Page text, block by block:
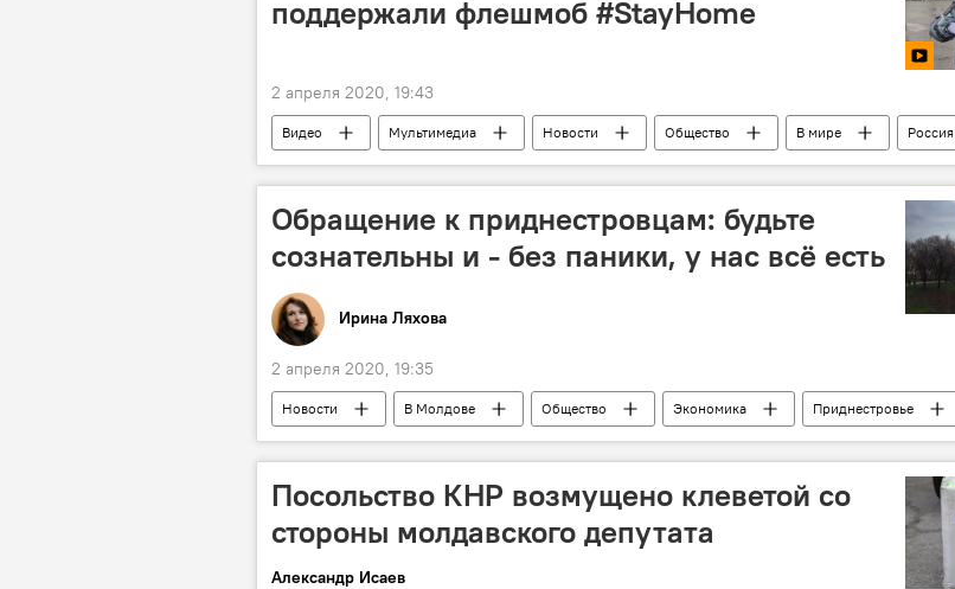
поддержали флешмоб #StayHome
2 апреля 2020, 19:43
Видео Мультимедиа Новости Общество В мире
Россия
Коронавирус
Обращение к приднестровцам: будьте
сознательны и - без паники, у нас всё есть
Ирина Ляхова
2 апреля 2020, 19:35
Новости В Молдове Общество Экономика
Приднестровье
Вадим Красносельский
карантин ЧП
Режим ЧП
Посольство КНР возмущено клеветой со
стороны молдавского депутата
Александр Исаев